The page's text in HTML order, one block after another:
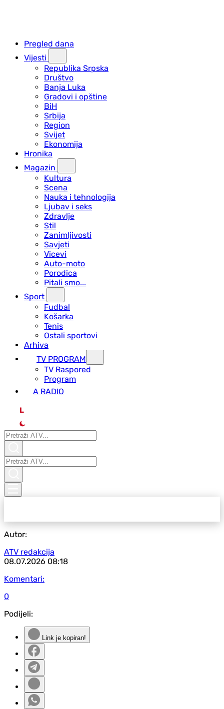
Pregled dana
Vijesti
Republika Srpska
Društvo
Banja Luka
Gradovi i opštine
BiH
Srbija
Region
Svijet
Ekonomija
Hronika
Magazin
Kultura
Scena
Nauka i tehnologija
Ljubav i seks
Zdravlje
Stil
Zanimljivosti
Savjeti
Vicevi
Auto-moto
Porodica
Pitali smo...
Sport
Fudbal
Košarka
Tenis
Ostali sportovi
Arhiva
TV PROGRAM
ТV Raspored
Program
A RADIO
L
Autor:
ATV redakcija
08.07.2026 08:18
Komentari:
0
Podijeli:
Link je kopiran!